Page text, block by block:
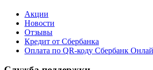
Акции
Новости
Отзывы
Кредит от Сбербанка
Оплата по QR-коду Сбербанк